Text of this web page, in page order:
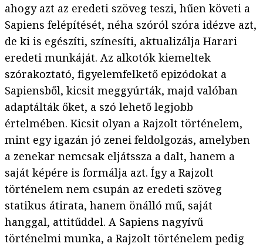
ahogy azt az eredeti szöveg teszi, hűen követi a
Sapiens felépítését, néha szóról szóra idézve azt,
de ki is egészíti, színesíti, aktualizálja Harari
eredeti munkáját. Az alkotók kiemeltek
szórakoztató, figyelemfelkető epizódokat a
Sapiensből, kicsit meggyúrták, majd valóban
adaptálták őket, a szó lehető legjobb
értelmében. Kicsit olyan a Rajzolt történelem,
mint egy igazán jó zenei feldolgozás, amelyben
a zenekar nemcsak eljátssza a dalt, hanem a
saját képére is formálja azt. Így a Rajzolt
történelem nem csupán az eredeti szöveg
statikus átirata, hanem önálló mű, saját
hanggal, attitűddel. A Sapiens nagyívű
történelmi munka, a Rajzolt történelem pedig